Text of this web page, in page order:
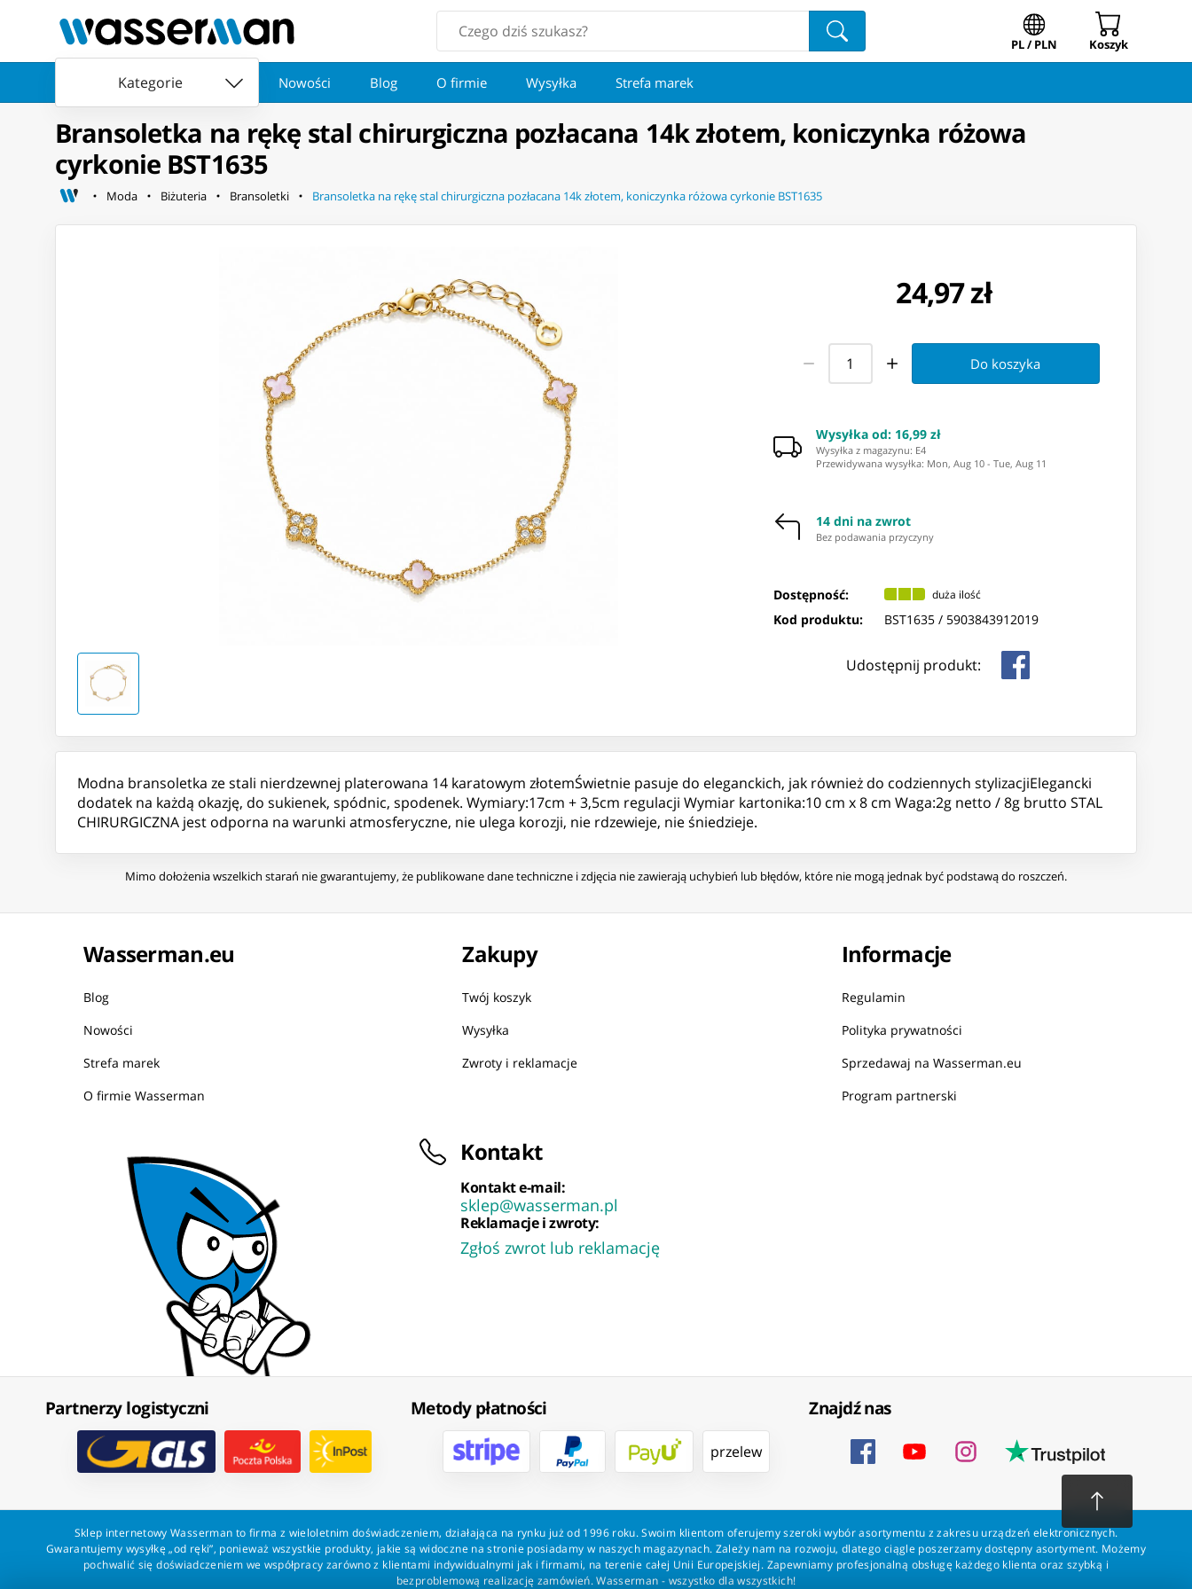
PL / PLN Koszyk
Kategorie Nowości Blog O firmie Wysyłka Strefa marek
Bransoletka na rękę stal chirurgiczna pozłacana 14k złotem, koniczynka różowa
cyrkonie BST1635
Moda Biżuteria Bransoletki Bransoletka na rękę stal chirurgiczna pozłacana 14k złotem, koniczynka różowa cyrkonie BST1635
24,97 zł
Do koszyka
Wysyłka od: 16,99 zł
Wysyłka z magazynu: ⁨E4⁩
Przewidywana wysyłka: Mon, Aug 10 -Tue, Aug 11
14 dni na zwrot
Bez podawania przyczyny
Dostępność: duża ilość
Kod produktu: BST1635 / 5903843912019
Udostępnij produkt:
Modna bransoletka ze stali nierdzewnej platerowana 14 karatowym złotemŚwietnie pasuje do eleganckich, jak również do codziennych stylizacjiElegancki
dodatek na każdą okazję, do sukienek, spódnic, spodenek. Wymiary:17cm + 3,5cm regulacji Wymiar kartonika:10 cm x 8 cm Waga:2g netto / 8g brutto STAL
CHIRURGICZNA jest odporna na warunki atmosferyczne, nie ulega korozji, nie rdzewieje, nie śniedzieje.
Mimo dołożenia wszelkich starań nie gwarantujemy, że publikowane dane techniczne i zdjęcia nie zawierają uchybień lub błędów, które nie mogą jednak być podstawą do roszczeń.
Wasserman.eu
Blog
Nowości
Strefa marek
O firmie Wasserman
Zakupy
Twój koszyk
Wysyłka
Zwroty i reklamacje
Informacje
Regulamin
Polityka prywatności
Sprzedawaj na Wasserman.eu
Program partnerski
Kontakt
Kontakt e-mail:
sklep@wasserman.pl
Reklamacje i zwroty:
Zgłoś zwrot lub reklamację
Partnerzy logistyczni Metody płatności
przelew
Znajdź nas
Sklep internetowy Wasserman to firma z wieloletnim doświadczeniem, działająca na rynku już od 1996 roku. Swoim klientom oferujemy szeroki wybór asortymentu z zakresu urządzeń elektronicznych.
Gwarantujemy wysyłkę „od ręki”, ponieważ wszystkie produkty, jakie są widoczne na stronie posiadamy w naszych magazynach. Zależy nam na rozwoju, dlatego ciągle poszerzamy dostępny asortyment. Możemy
pochwalić się doświadczeniem we współpracy zarówno z klientami indywidualnymi jak i firmami, na terenie całej Unii Europejskiej. Zapewniamy profesjonalną obsługę każdego klienta oraz szybką i
bezproblemową realizację zamówień. Wasserman - wszystko dla wszystkich!